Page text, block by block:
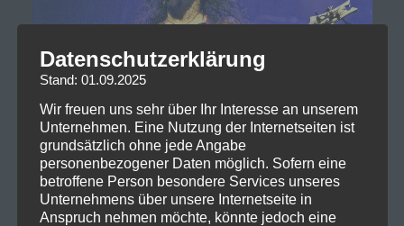
Datenschutzerklärung
Stand: 01.09.2025
Wir freuen uns sehr über Ihr Interesse an unserem
Unternehmen. Eine Nutzung der Internetseiten ist
grundsätzlich ohne jede Angabe
personenbezogener Daten möglich. Sofern eine
betroffene Person besondere Services unseres
Unternehmens über unsere Internetseite in
Anspruch nehmen möchte, könnte jedoch eine